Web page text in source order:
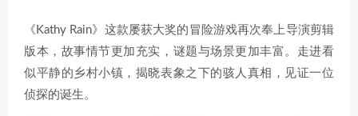
《Kathy Rain》这款屡获大奖的冒险游戏再次奉上导演剪辑
版本，故事情节更加充实，谜题与场景更加丰富。走进看
似平静的乡村小镇，揭晓表象之下的骇人真相，见证一位
侦探的诞生。